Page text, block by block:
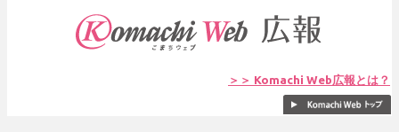
＞＞ Komachi Web広報とは？